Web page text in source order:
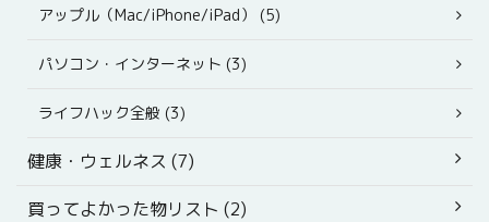
アップル（Mac/iPhone/iPad） (5)
パソコン・インターネット (3)
ライフハック全般 (3)
健康・ウェルネス (7)
買ってよかった物リスト (2)